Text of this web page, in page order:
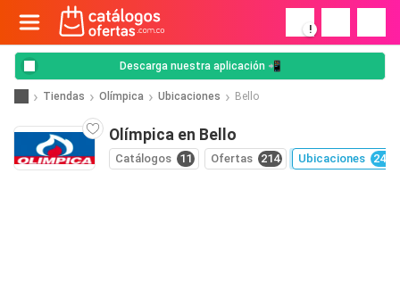
!
Descarga nuestra aplicación 📲
Tiendas Olímpica Ubicaciones Bello
Olímpica en Bello
Catálogos 11 Ofertas 214 Ubicaciones 243